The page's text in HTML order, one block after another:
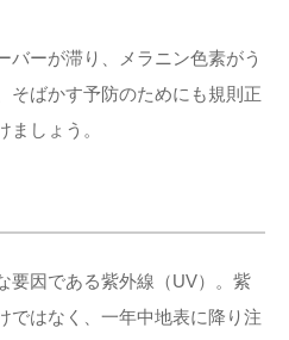
バーが滞り、メラニン色素がう
そばかす予防のためにも規則正
ましょう。
要因である紫外線（UV）。紫
ではなく、一年中地表に降り注